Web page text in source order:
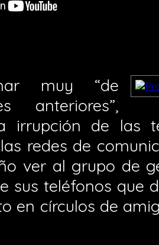
muy “de
anteriores”,
irrupción de las
redes de
ver al grupo de
sus teléfonos que
en círculos de